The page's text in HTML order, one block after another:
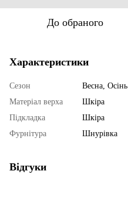
До обраного
Характеристики
Сезон
Весна, Осінь
Матеріал верха
Шкіра
Підкладка
Шкіра
Фурнітура
Шнурівка
Відгуки